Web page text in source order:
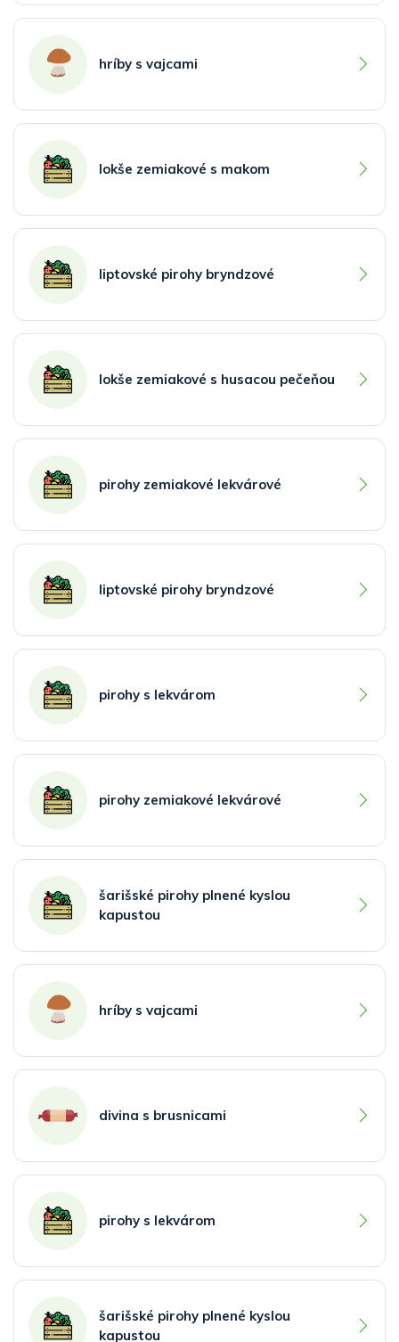
hríby s vajcami
lokše zemiakové s makom
liptovské pirohy bryndzové
lokše zemiakové s husacou pečeňou
pirohy zemiakové lekvárové
liptovské pirohy bryndzové
pirohy s lekvárom
pirohy zemiakové lekvárové
šarišské pirohy plnené kyslou
kapustou
hríby s vajcami
divina s brusnicami
pirohy s lekvárom
šarišské pirohy plnené kyslou
kapustou